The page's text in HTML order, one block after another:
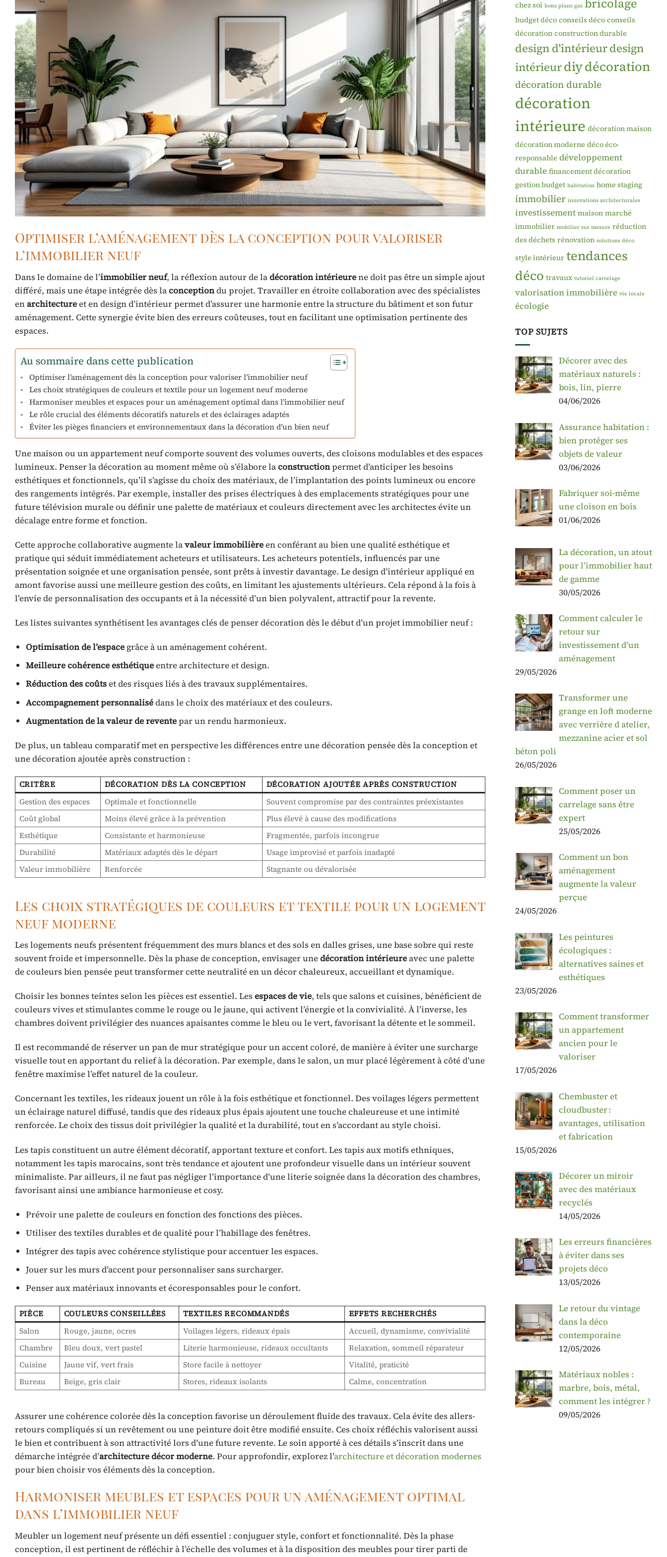
Optimiser l’aménagement dès la conception pour valoriser
l’immobilier neuf
Dans le domaine de l’immobilier neuf, la réflexion autour de ladécoration intérieurene doit pas être un simple ajout
différé, mais une étape intégrée dès laconceptiondu projet. Travailler en étroite collaboration avec des spécialistes
enarchitectureet en design d’intérieur permet d’assurer une harmonie entre la structure du bâtiment et son futur
aménagement. Cette synergie évite bien des erreurs coûteuses, tout en facilitant une optimisation pertinente des
espaces.
Au sommaire dans cette publication
Optimiser l’aménagement dès la conception pour valoriser l’immobilier neuf
Les choix stratégiques de couleurs et textile pour un logement neuf moderne
Harmoniser meubles et espaces pour un aménagement optimal dans l’immobilier neuf
Le rôle crucial des éléments décoratifs naturels et des éclairages adaptés
Éviter les pièges financiers et environnementaux dans la décoration d’un bien neuf
Une maison ou un appartement neuf comporte souvent des volumes ouverts, des cloisons modulables et des espaces
lumineux. Penser la décoration au moment même où s’élabore laconstructionpermet d’anticiper les besoins
esthétiques et fonctionnels, qu’il s’agisse du choix des matériaux, de l’implantation des points lumineux ou encore
des rangements intégrés. Par exemple, installer des prises électriques à des emplacements stratégiques pour une
future télévision murale ou définir une palette de matériaux et couleurs directement avec les architectes évite un
décalage entre forme et fonction.
Cette approche collaborative augmente lavaleur immobilièreen conférant au bien une qualité esthétique et
pratique qui séduit immédiatement acheteurs et utilisateurs. Les acheteurs potentiels, influencés par une
présentation soignée et une organisation pensée, sont prêts à investir davantage. Le design d’intérieur appliqué en
amont favorise aussi une meilleure gestion des coûts, en limitant les ajustements ultérieurs. Cela répond à la fois à
l’envie de personnalisation des occupants et à la nécessité d’un bien polyvalent, attractif pour la revente.
Les listes suivantes synthétisent les avantages clés de penser décoration dès le début d’un projet immobilier neuf :
Optimisation de l’espace grâce à un aménagement cohérent.
Meilleure cohérence esthétiqueentre architecture et design.
Réduction des coûtset des risques liés à des travaux supplémentaires.
Accompagnement personnalisédans le choix des matériaux et des couleurs.
Augmentation de la valeur de reventepar un rendu harmonieux.
De plus, un tableau comparatif met en perspective les différences entre une décoration pensée dès la conception et
une décoration ajoutée après construction :
CRITÈRE DÉCORATION DÈS LA CONCEPTION
DÉCORATION AJOUTÉE APRÈS CONSTRUCTION
Gestion des espaces
Optimale et fonctionnelle
Souvent compromise par des contraintes préexistantes
Coût global
Moins élevé grâce à la prévention
Plus élevé à cause des modifications
Esthétique
Consistante et harmonieuse
Fragmentée, parfois incongrue
Durabilité
Matériaux adaptés dès le départ
Usage improvisé et parfois inadapté
Valeur immobilière
Renforcée Stagnante ou dévalorisée
Les choix stratégiques de couleurs et textile pour un logement
neuf moderne
Les logements neufs présentent fréquemment des murs blancs et des sols en dalles grises, une base sobre qui reste
souvent froide et impersonnelle. Dès la phase de conception, envisager unedécoration intérieureavec une palette
de couleurs bien pensée peut transformer cette neutralité en un décor chaleureux, accueillant et dynamique.
Choisir les bonnes teintes selon les pièces est essentiel. Les espaces de vie, tels que salons et cuisines, bénéficient de
couleurs vives et stimulantes comme le rouge ou le jaune, qui activent l’énergie et la convivialité. À l’inverse, les
chambres doivent privilégier des nuances apaisantes comme le bleu ou le vert, favorisant la détente et le sommeil.
Il est recommandé de réserver un pan de mur stratégique pour un accent coloré, de manière à éviter une surcharge
visuelle tout en apportant du relief à la décoration. Par exemple, dans le salon, un mur placé légèrement à côté d’une
fenêtre maximise l’effet naturel de la couleur.
Concernant les textiles, les rideaux jouent un rôle à la fois esthétique et fonctionnel. Des voilages légers permettent
un éclairage naturel diffusé, tandis que des rideaux plus épais ajoutent une touche chaleureuse et une intimité
renforcée. Le choix des tissus doit privilégier la qualité et la durabilité, tout en s’accordant au style choisi.
Les tapis constituent un autre élément décoratif, apportant texture et confort. Les tapis aux motifs ethniques,
notamment les tapis marocains, sont très tendance et ajoutent une profondeur visuelle dans un intérieur souvent
minimaliste. Par ailleurs, il ne faut pas négliger l’importance d’une literie soignée dans la décoration des chambres,
favorisant ainsi une ambiance harmonieuse et cosy.
Prévoir une palette de couleurs en fonction des fonctions des pièces.
Utiliser des textiles durables et de qualité pour l’habillage des fenêtres.
Intégrer des tapis avec cohérence stylistique pour accentuer les espaces.
Jouer sur les murs d’accent pour personnaliser sans surcharger.
Penser aux matériaux innovants et écoresponsables pour le confort.
PIÈCE COULEURS CONSEILLÉES TEXTILES RECOMMANDÉS
EFFETS RECHERCHÉS
Salon
Rouge, jaune, ocres Voilages légers, rideaux épais
Accueil, dynamisme, convivialité
Chambre
Bleu doux, vert pastel Literie harmonieuse, rideaux occultants
Relaxation, sommeil réparateur
Cuisine
Jaune vif, vert frais Store facile à nettoyer
Vitalité, praticité
Bureau
Beige, gris clair Stores, rideaux isolants Calme, concentration
Assurer une cohérence colorée dès la conception favorise un déroulement fluide des travaux. Cela évite des allers-
retours compliqués si un revêtement ou une peinture doit être modifié ensuite. Ces choix réfléchis valorisent aussi
le bien et contribuent à son attractivité lors d’une future revente. Le soin apporté à ces détails s’inscrit dans une
démarche intégrée d’architecture décor moderne. Pour approfondir, explorez l’architecture et décoration modernes
pour bien choisir vos éléments dès la conception.
Harmoniser meubles et espaces pour un aménagement optimal
dans l’immobilier neuf
Meubler un logement neuf présente un défi essentiel : conjuguer style, confort et fonctionnalité. Dès la phase
conception, il est pertinent de réfléchir à l’échelle des volumes et à la disposition des meubles pour tirer parti de
chez soi bons plans gaz bricolage
budget déco conseils déco conseils
décoration construction durable
design d'intérieurdesign
intérieurdiydécoration
décoration durable
décoration
intérieure décoration maison
décoration moderne déco éco-
responsable développement
durable financement décoration
gestion budget habitation home staging
immobilier innovations architecturales
investissement maison marché
immobilier mobilier sur mesure réduction
des déchets rénovation solutions déco
style intérieur tendances
déco travaux tutoriel carrelage
valorisation immobilière vie locale
écologie
TOP SUJETS
Décorer avec des
matériaux naturels :
bois, lin, pierre
04/06/2026
Assurance habitation :
bien protéger ses
objets de valeur
03/06/2026
Fabriquer soi-même
une cloison en bois
01/06/2026
La décoration, un atout
pour l’immobilier haut
de gamme
30/05/2026
Comment calculer le
retour sur
investissement d’un
aménagement
29/05/2026
Transformer une
grange en loft moderne
avec verrière d atelier,
mezzanine acier et sol
béton poli
26/05/2026
Comment poser un
carrelage sans être
expert
25/05/2026
Comment un bon
aménagement
augmente la valeur
perçue
24/05/2026
Les peintures
écologiques :
alternatives saines et
esthétiques
23/05/2026
Comment transformer
un appartement
ancien pour le
valoriser
17/05/2026
Chembuster et
cloudbuster :
avantages, utilisation
et fabrication
15/05/2026
Décorer un miroir
avec des matériaux
recyclés
14/05/2026
Les erreurs financières
à éviter dans ses
projets déco
13/05/2026
Le retour du vintage
dans la déco
contemporaine
12/05/2026
Matériaux nobles :
marbre, bois, métal,
comment les intégrer ?
09/05/2026